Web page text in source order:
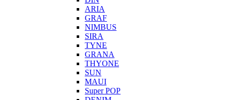
ARIA
GRAF
NIMBUS
SIRA
TYNE
GRANA
THYONE
SUN
MAUI
Super POP